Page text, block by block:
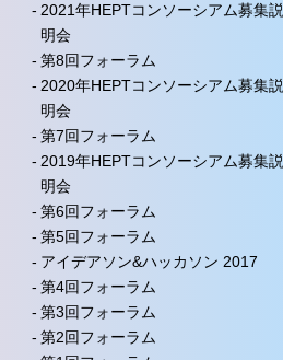
2021年HEPTコンソーシアム募集説
明会
第8回フォーラム
2020年HEPTコンソーシアム募集説
明会
第7回フォーラム
2019年HEPTコンソーシアム募集説
明会
第6回フォーラム
第5回フォーラム
アイデアソン&ハッカソン 2017
第4回フォーラム
第3回フォーラム
第2回フォーラム